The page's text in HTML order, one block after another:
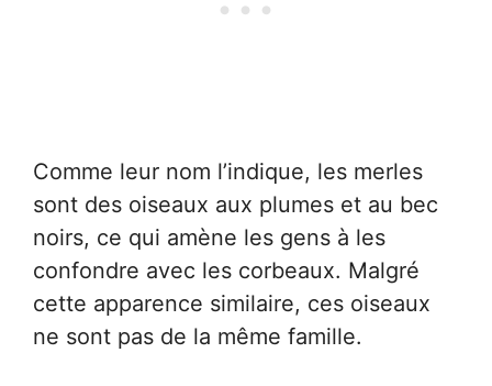
Comme leur nom l’indique, les merles
sont des oiseaux aux plumes et au bec
noirs, ce qui amène les gens à les
confondre avec les corbeaux. Malgré
cette apparence similaire, ces oiseaux
ne sont pas de la même famille.